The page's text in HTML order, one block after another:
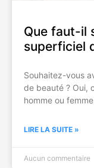
Que faut-il
superficiel
Souhaitez-vous
de beauté ? Oui,
homme ou
LIRE LA SUITE »
Aucun commentaire